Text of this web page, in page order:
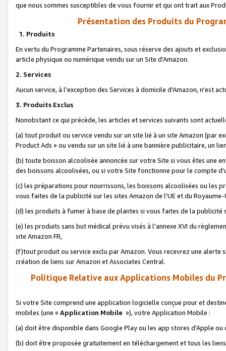
que nous sommes susceptibles de vous fournir et qui ont trait aux
Présentation des Produits du
1. Produits
En vertu du Programme Partenaires, sous réserve des ajouts et
article physique ou numérique vendu sur un Site d'Amazon.
2. Services
Aucun service, à l'exception des Services à domicile d'Amazon, n'est
3. Produits Exclus
Nonobstant ce qui précède, les articles et services suivants sont
(a) tout produit ou service vendu sur un site lié à un site Amazon (par
Product Ads » ou vendu sur un site lié à une bannière publicitaire, un
(b) toute boisson alcoolisée annoncée sur votre Site si vous êtes une
des boissons alcoolisées, ou si votre Site fonctionne pour le compte
(c) les préparations pour nourrissons, les boissons alcoolisées ou les
vous faites de la publicité sur les sites Amazon de l'UE et du Royaume-
(d) les produits à fumer à base de plantes si vous faites de la publicité
(e) les produits sans but médical prévu visés à l'annexe XVI du
site Amazon FR,
(f)tout produit ou service exclu par Amazon. Vous recevrez une alerte
création de liens sur Amazon et Associates Central.
Politique Relative aux Applications Mobiles du
Si votre Site comprend une application logicielle conçue pour et
mobiles (une « Application Mobile »), votre Application Mobile :
(a) doit être disponible dans Google Play ou les app stores d'Apple ou
(b) doit être proposée gratuitement en téléchargement et tous les